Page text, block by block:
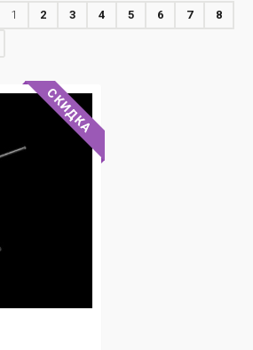
1 2 3 4 5 6 7 8
СКИДКА